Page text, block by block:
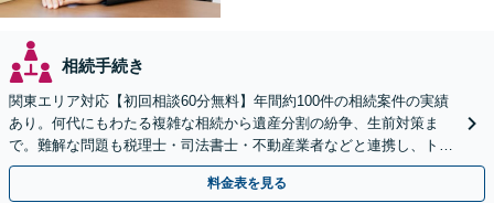
相続手続き
関東エリア対応【初回相談60分無料】年間約100件の相続案件の実績
あり。何代にもわたる複雑な相続から遺産分割の紛争、生前対策ま
で。難解な問題も税理士・司法書士・不動産業者などと連携し、トー
タルサポートで解決へ。まずはお気軽にご相談ください。
料金表を見る